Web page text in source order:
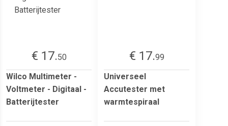
€ 17.50
Wilco Multimeter -
Voltmeter - Digitaal -
Batterijtester
€ 17.99
Universeel
Accutester met
warmtespiraal